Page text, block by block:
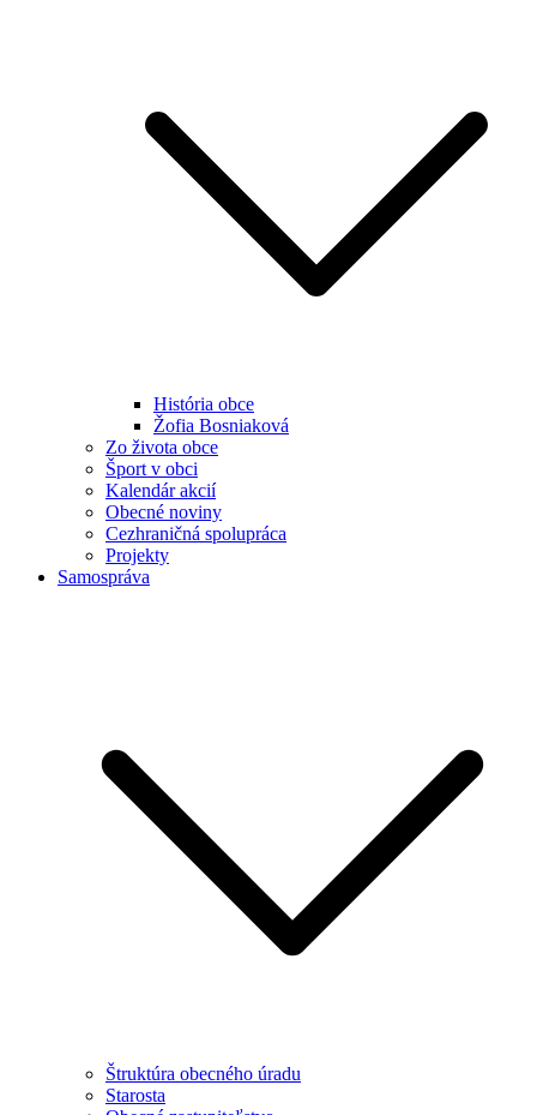
História obce
Žofia Bosniaková
Zo života obce
Šport v obci
Kalendár akcií
Obecné noviny
Cezhraničná spolupráca
Projekty
Samospráva
Štruktúra obecného úradu
Starosta